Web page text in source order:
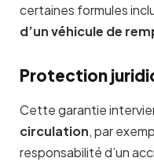
certaines formules
d’un véhicule de
Protection
Cette garantie
circulation, par
responsabilité d’un